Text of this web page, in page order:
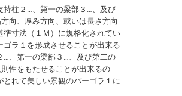
持柱２…、第一の梁部３…、及び
向、厚み方向、或いは長さ方向
準寸法（１Ｍ）に規格化されてい
ゴラ１を形成させることが出来る
…、第一の梁部３…、及び第二の
性をもたせることが出来るの
とれて美しい景観のパーゴラ１に